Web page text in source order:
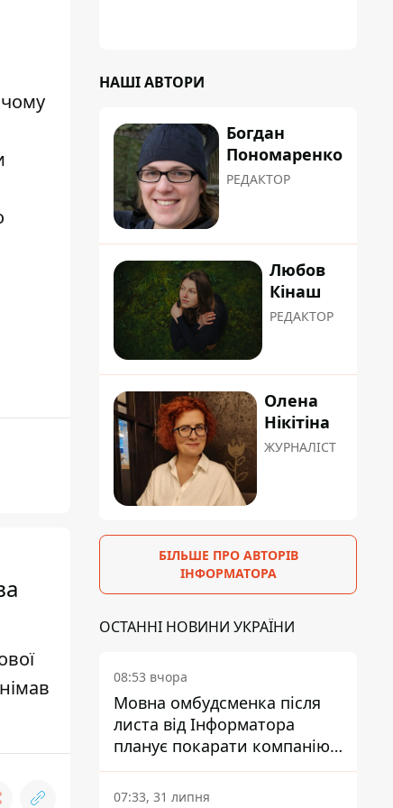
НАШІ АВТОРИ
Богдан
Пономаренко
РЕДАКТОР
Любов
Кінаш
РЕДАКТОР
Олена
Нікітіна
ЖУРНАЛІСТ
БІЛЬШЕ ПРО АВТОРІВ
ІНФОРМАТОРА
ОСТАННІ НОВИНИ УКРАЇНИ
08:53 вчора
Мовна омбудсменка після
листа від Інформатора
планує покарати компанію-
підрядника ПриватБанку
07:33, 31 липня